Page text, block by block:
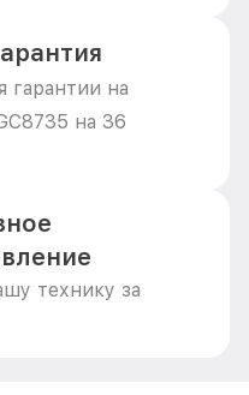
гарантии на
на 36
технику за